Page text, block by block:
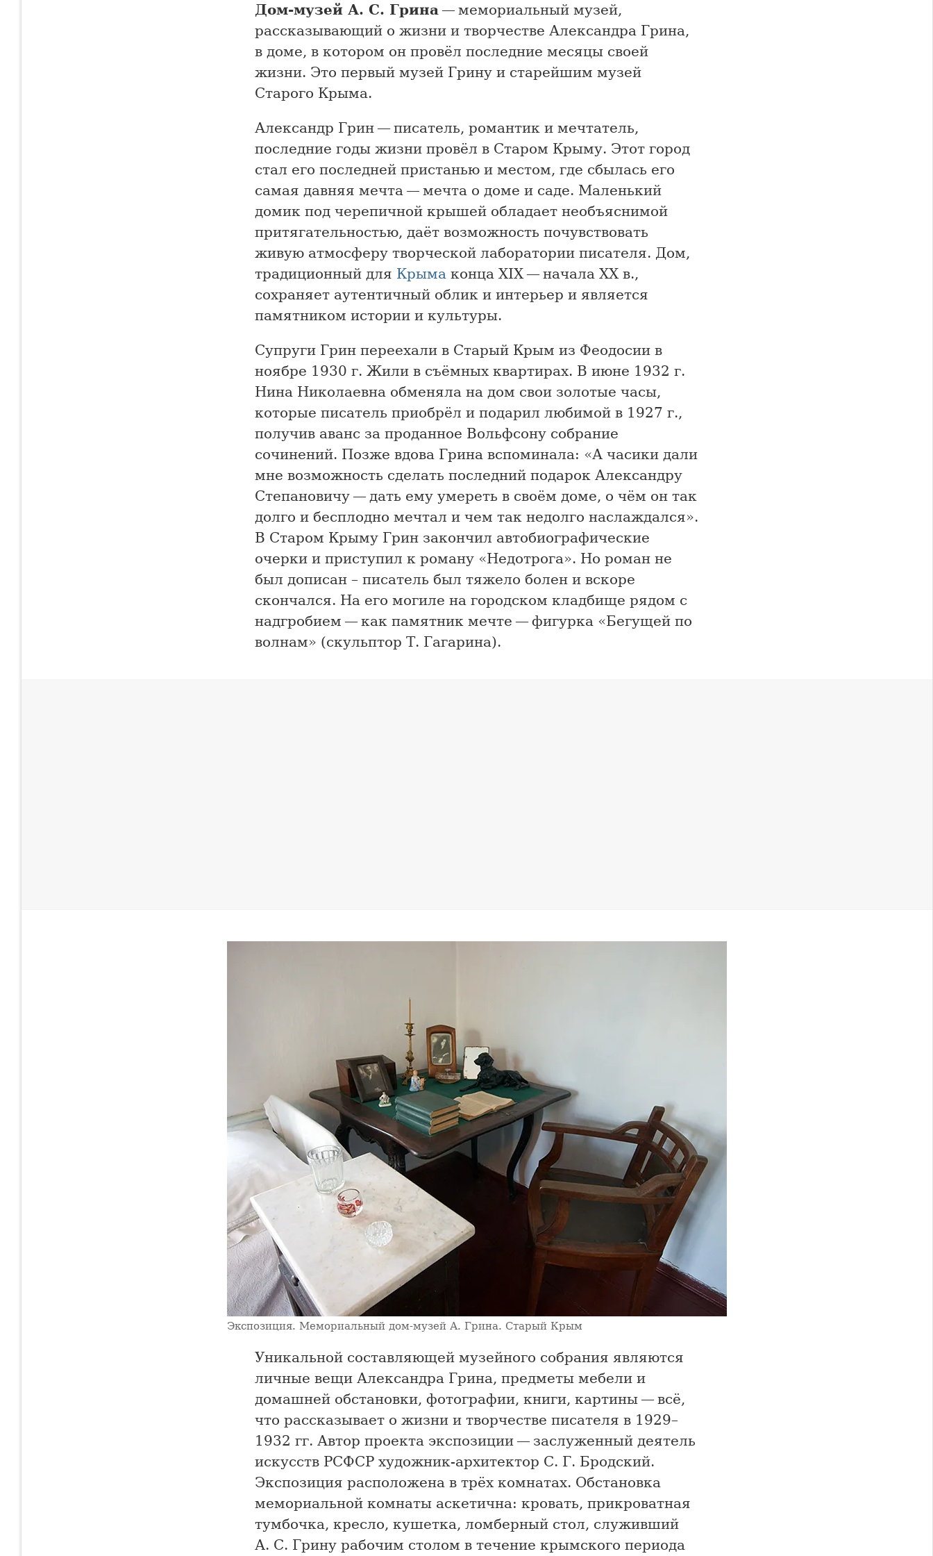
Дом-музей А. С. Грина — мемориальный музей,
рассказывающий о жизни и творчестве Александра Грина,
в доме, в котором он провёл последние месяцы своей
жизни. Это первый музей Грину и старейшим музей
Старого Крыма.
Александр Грин — писатель, романтик и мечтатель,
последние годы жизни провёл в Старом Крыму. Этот город
стал его последней пристанью и местом, где сбылась его
самая давняя мечта — мечта о доме и саде. Маленький
домик под черепичной крышей обладает необъяснимой
притягательностью, даёт возможность почувствовать
живую атмосферу творческой лаборатории писателя. Дом,
традиционный для Крыма конца ХIХ — начала ХХ в.,
сохраняет аутентичный облик и интерьер и является
памятником истории и культуры.
Супруги Грин переехали в Старый Крым из Феодосии в
ноябре 1930 г. Жили в съёмных квартирах. В июне 1932 г.
Нина Николаевна обменяла на дом свои золотые часы,
которые писатель приобрёл и подарил любимой в 1927 г.,
получив аванс за проданное Вольфсону собрание
сочинений. Позже вдова Грина вспоминала: «А часики дали
мне возможность сделать последний подарок Александру
Степановичу — дать ему умереть в своём доме, о чём он так
долго и бесплодно мечтал и чем так недолго наслаждался».
В Старом Крыму Грин закончил автобиографические
очерки и приступил к роману «Недотрога». Но роман не
был дописан – писатель был тяжело болен и вскоре
скончался. На его могиле на городском кладбище рядом с
надгробием — как памятник мечте — фигурка «Бегущей по
волнам» (скульптор Т. Гагарина).
Экспозиция. Мемориальный дом-музей А. Грина. Старый Крым
Уникальной составляющей музейного собрания являются
личные вещи Александра Грина, предметы мебели и
домашней обстановки, фотографии, книги, картины — всё,
что рассказывает о жизни и творчестве писателя в 1929–
1932 гг. Автор проекта экспозиции — заслуженный деятель
искусств РСФСР художник-архитектор С. Г. Бродский.
Экспозиция расположена в трёх комнатах. Обстановка
мемориальной комнаты аскетична: кровать, прикроватная
тумбочка, кресло, кушетка, ломберный стол, служивший
А. С. Грину рабочим столом в течение крымского периода